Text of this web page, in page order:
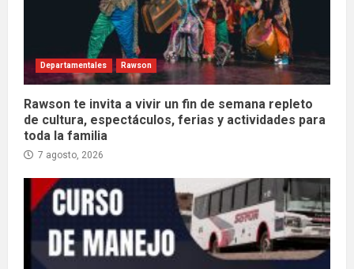
Departamentales Rawson
Rawson te invita a vivir un fin de semana repleto
de cultura, espectáculos, ferias y actividades para
toda la familia
7 agosto, 2026